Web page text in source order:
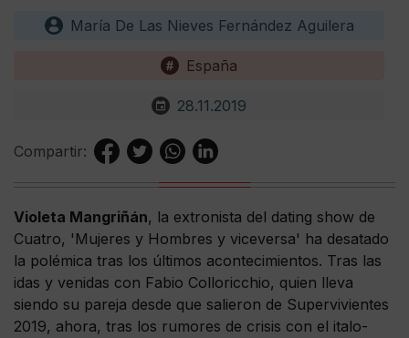
María De Las Nieves Fernández Aguilera
España
28.11.2019
Compartir:
Violeta Mangriñán, la extronista del dating show de
Cuatro, 'Mujeres y Hombres y viceversa' ha desatado
la polémica tras los últimos acontecimientos. Tras las
idas y venidas con Fabio Colloricchio, quien lleva
siendo su pareja desde que salieron de Supervivientes
2019, ahora, tras los rumores de crisis con el italo-